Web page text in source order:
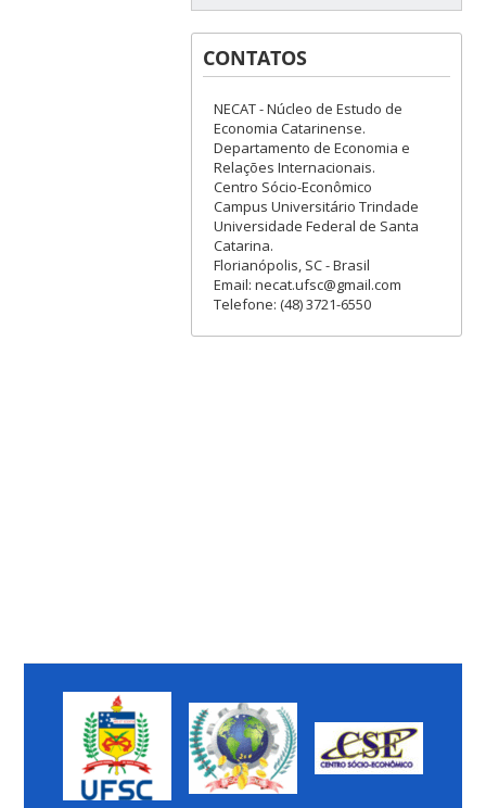
CONTATOS
NECAT - Núcleo de Estudo de
Economia Catarinense.
Departamento de Economia e
Relações Internacionais.
Centro Sócio-Econômico
Campus Universitário Trindade
Universidade Federal de Santa
Catarina.
Florianópolis, SC - Brasil
Email: necat.ufsc@gmail.com
Telefone: (48) 3721-6550